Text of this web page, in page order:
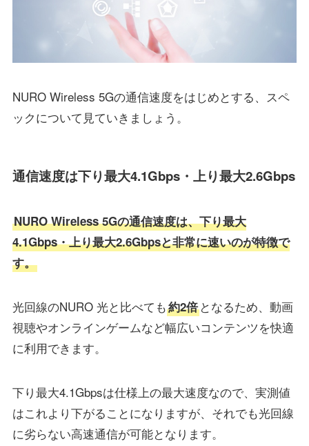
NURO Wireless 5Gの通信速度をはじめとする、スペ
ックについて見ていきましょう。
通信速度は下り最大4.1Gbps・上り最大2.6Gbps
NURO Wireless 5Gの通信速度は、下り最大
4.1Gbps・上り最大2.6Gbpsと非常に速いのが特徴で
す。
光回線のNURO 光と比べても約2倍となるため、動画
視聴やオンラインゲームなど幅広いコンテンツを快適
に利用できます。
下り最大4.1Gbpsは仕様上の最大速度なので、実測値
はこれより下がることになりますが、それでも光回線
に劣らない高速通信が可能となります。